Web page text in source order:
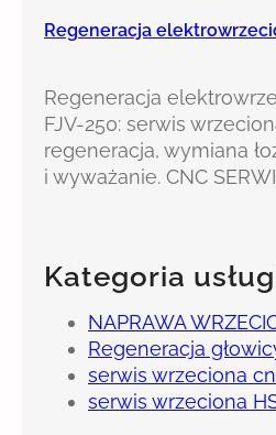
Regeneracja
Regeneracja
FJV-250: serwis
regeneracja, wymiana
i wyważanie. CNC
Kategoria
NAPRAWA
Regeneracja
serwis wrzeciona
serwis wrzeciona